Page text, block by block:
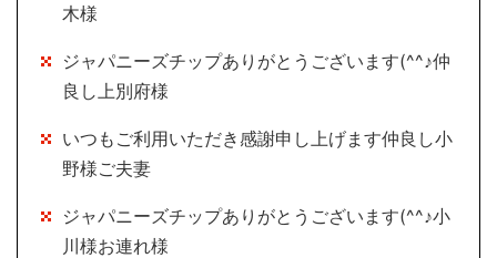
木様
ジャパニーズチップありがとうございます(^^♪仲
良し上別府様
いつもご利用いただき感謝申し上げます仲良し小
野様ご夫妻
ジャパニーズチップありがとうございます(^^♪小
川様お連れ様